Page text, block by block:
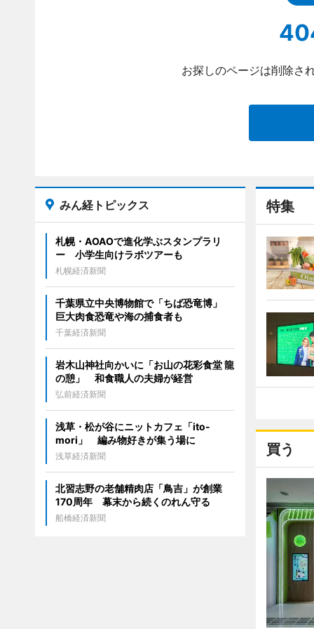
お探しのページは削除さ
特集
買う
みん経トピックス
札幌・AOAOで進化学ぶスタンプラリ
ー 小学生向けラボツアーも
札幌経済新聞
千葉県立中央博物館で「ちば恐竜博」
巨大肉食恐竜や海の捕食者も
千葉経済新聞
岩木山神社向かいに「お山の花彩食堂 龍
の憩」 和食職人の夫婦が経営
弘前経済新聞
浅草・松が谷にニットカフェ「ito-
mori」 編み物好きが集う場に
浅草経済新聞
北習志野の老舗精肉店「鳥吉」が創業
170周年 幕末から続くのれん守る
船橋経済新聞